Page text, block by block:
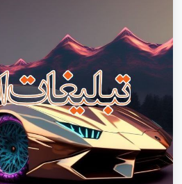
سیستان و بلوچستان
فارس
قزوین
قم
کردستان
کرمان
کرمانشاه